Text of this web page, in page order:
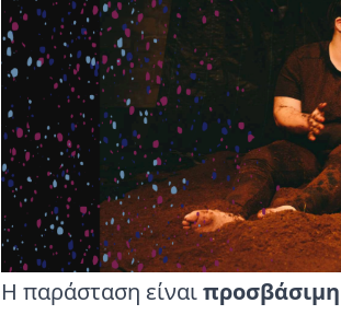
Η παράσταση είναι